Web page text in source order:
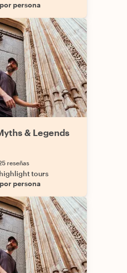
persona
& Legends
reseñas
tours
persona